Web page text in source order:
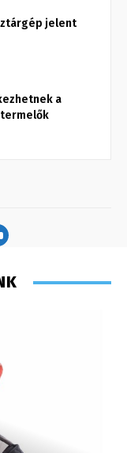
jelent
a